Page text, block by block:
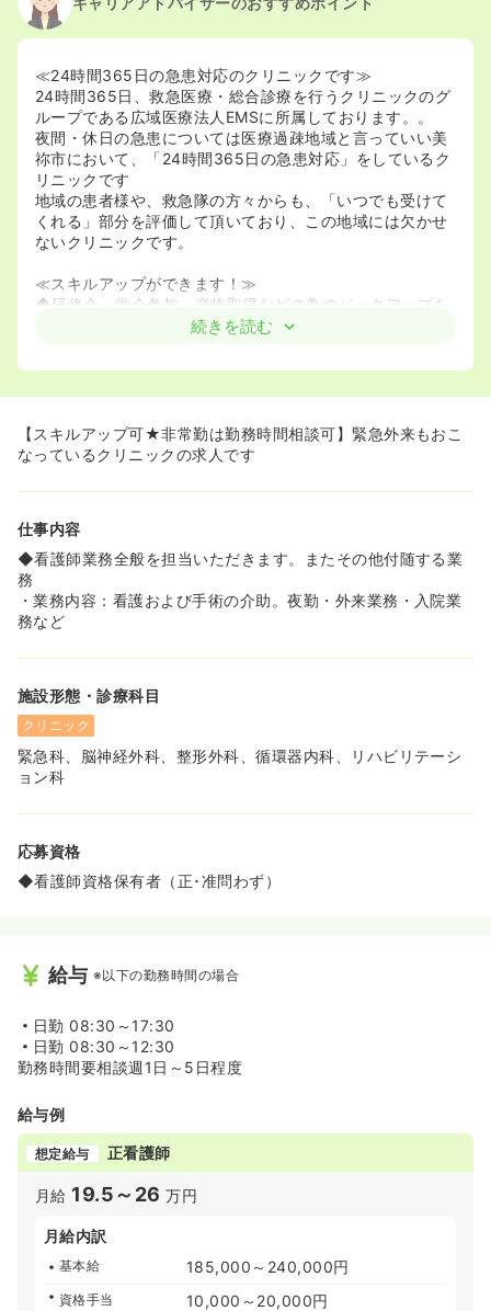
≪24時間365日の急患対応のクリニックです≫
24時間365日、救急医療・総合診療を行うクリニックのグ
ループである広域医療法人EMSに所属しております。。
夜間・休日の急患については医療過疎地域と言っていい美
祢市において、「24時間365日の急患対応」をしているク
リニックです
地域の患者様や、救急隊の方々からも、「いつでも受けて
くれる」部分を評価して頂いており、この地域には欠かせ
ないクリニックです。
≪スキルアップができます！≫
◆研修会、学会参加、資格取得などの為のバックアップを
しているため、スキルアップが可能です。スキルアップを
家庭やプライベートと無理なく両立しながら勤務できる環
境です。
続きを読む
【スキルアップ可★非常勤は勤務時間相談可】緊急外来もおこ
なっているクリニックの求人です
仕事内容
◆看護師業務全般を担当いただきます。またその他付随する業
務
・業務内容：看護および手術の介助。夜勤・外来業務・入院業
務など
施設形態・診療科目
クリニック
緊急科、脳神経外科、整形外科、循環器内科、リハビリテーシ
ョン科
応募資格
◆看護師資格保有者（正･准問わず）
給与 ※以下の勤務時間の場合
日勤 08:30～17:30
日勤 08:30～12:30
勤務時間要相談週1日～5日程度
給与例
想定給与 正看護師
月給 19.5～26 万円
月給内訳
基本給 185,000～240,000円
資格手当 10,000～20,000円